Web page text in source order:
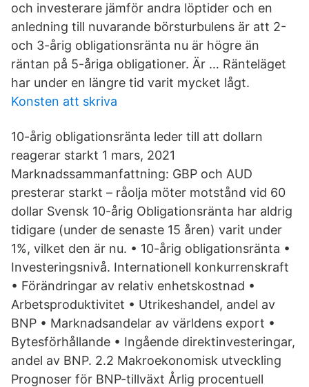
och investerare jämför andra löptider och en
anledning till nuvarande börsturbulens är att 2-
och 3-årig obligationsränta nu är högre än
räntan på 5-åriga obligationer. Är … Ränteläget
har under en längre tid varit mycket lågt.
Konsten att skriva
10-årig obligationsränta leder till att dollarn
reagerar starkt 1 mars, 2021
Marknadssammanfattning: GBP och AUD
presterar starkt – råolja möter motstånd vid 60
dollar Svensk 10-årig Obligationsränta har aldrig
tidigare (under de senaste 15 åren) varit under
1%, vilket den är nu. • 10-årig obligationsränta •
Investeringsnivå. Internationell konkurrenskraft
• Förändringar av relativ enhetskostnad •
Arbetsproduktivitet • Utrikeshandel, andel av
BNP • Marknadsandelar av världens export •
Bytesförhållande • Ingående direktinvesteringar,
andel av BNP. 2.2 Makroekonomisk utveckling
Prognoser för BNP-tillväxt Årlig procentuell